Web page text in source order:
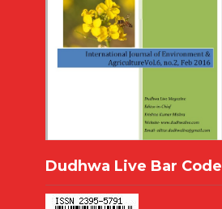
Dudhwa Live Bar Code